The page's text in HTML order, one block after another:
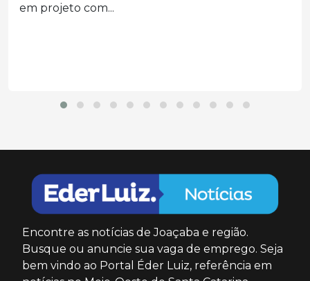
Velho,...
Encontre as notícias de Joaçaba e região.
Busque ou anuncie sua vaga de emprego. Seja
bem vindo ao Portal Éder Luiz, referência em